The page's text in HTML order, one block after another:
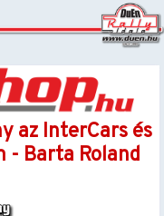
az InterCars és
- Barta Roland